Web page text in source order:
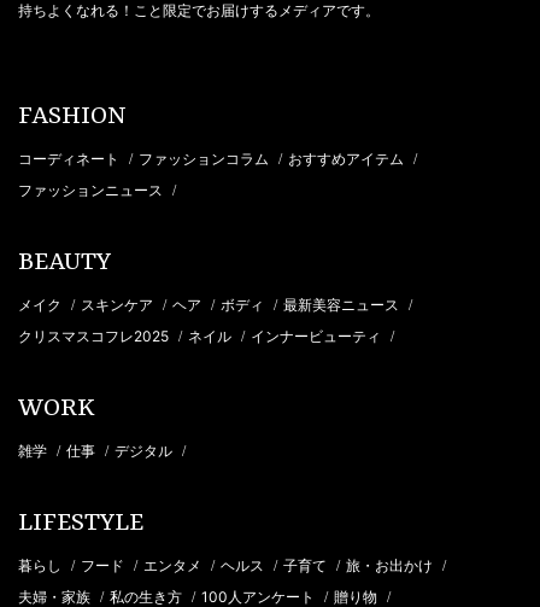
持ちよくなれる！こと限定でお届けするメディアです。
FASHION
コーディネート / ファッションコラム / おすすめアイテム /
ファッションニュース /
BEAUTY
メイク / スキンケア / ヘア / ボディ / 最新美容ニュース /
クリスマスコフレ2025 / ネイル / インナービューティ /
WORK
雑学 / 仕事 / デジタル /
LIFESTYLE
暮らし / フード / エンタメ / ヘルス / 子育て / 旅・お出かけ /
夫婦・家族 / 私の生き方 / 100人アンケート / 贈り物 /